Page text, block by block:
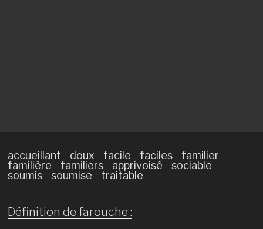
accueillant doux facile faciles
familier
familière
familiers apprivoisé
sociable
soumis
soumise traitable
Définition de farouche :